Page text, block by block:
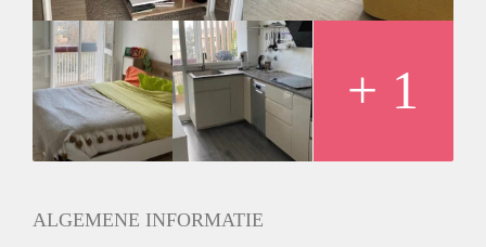
+ 1
ALGEMENE INFORMATIE